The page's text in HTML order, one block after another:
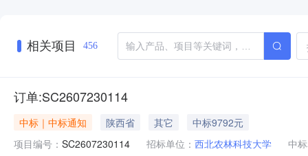
相关项目 456
订单:SC2607230114
中标｜中标通知 陕西省 其它
中标9792元
项目编号： SC2607230114 招标单位： 西北农林科技大学
中